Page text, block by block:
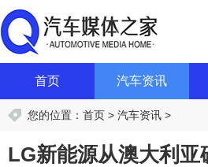
首页 汽车资讯
您的位置： 首页 > 汽车资讯 >
LG新能源从澳大利亚